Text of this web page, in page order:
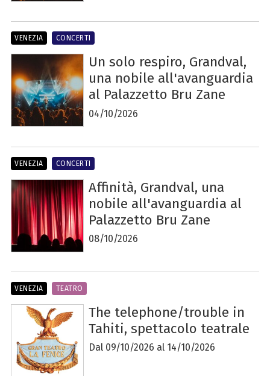
Un solo respiro, Grandval,
una nobile all'avanguardia
al Palazzetto Bru Zane
04/10/2026
VENEZIA CONCERTI
Affinità, Grandval, una
nobile all'avanguardia al
Palazzetto Bru Zane
08/10/2026
VENEZIA CONCERTI
The telephone/trouble in
Tahiti, spettacolo teatrale
Dal 09/10/2026 al 14/10/2026
VENEZIA TEATRO